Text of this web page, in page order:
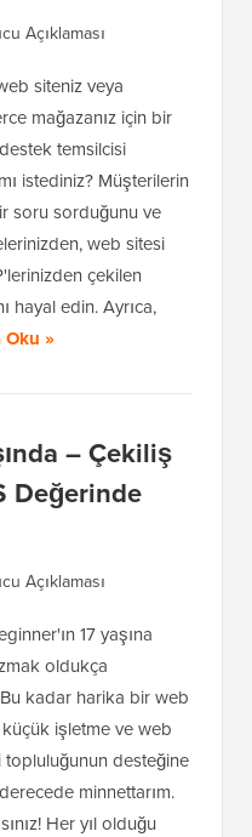
Açıklaması
siteniz veya
mağazanız için bir
temsilcisi
istediniz? Müşterilerin
soru sorduğunu ve
web sitesi
çekilen
hayal edin. Ayrıca,
Oku »
– Çekiliş
Değerinde
Açıklaması
17 yaşına
oldukça
kadar harika bir web
işletme ve web
desteğine
minnettarım.
Her yıl olduğu